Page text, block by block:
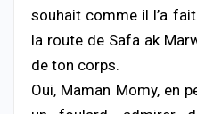
souhait comme il l’a
la route de Safa ak
de ton corps.
Oui, Maman Momy, en